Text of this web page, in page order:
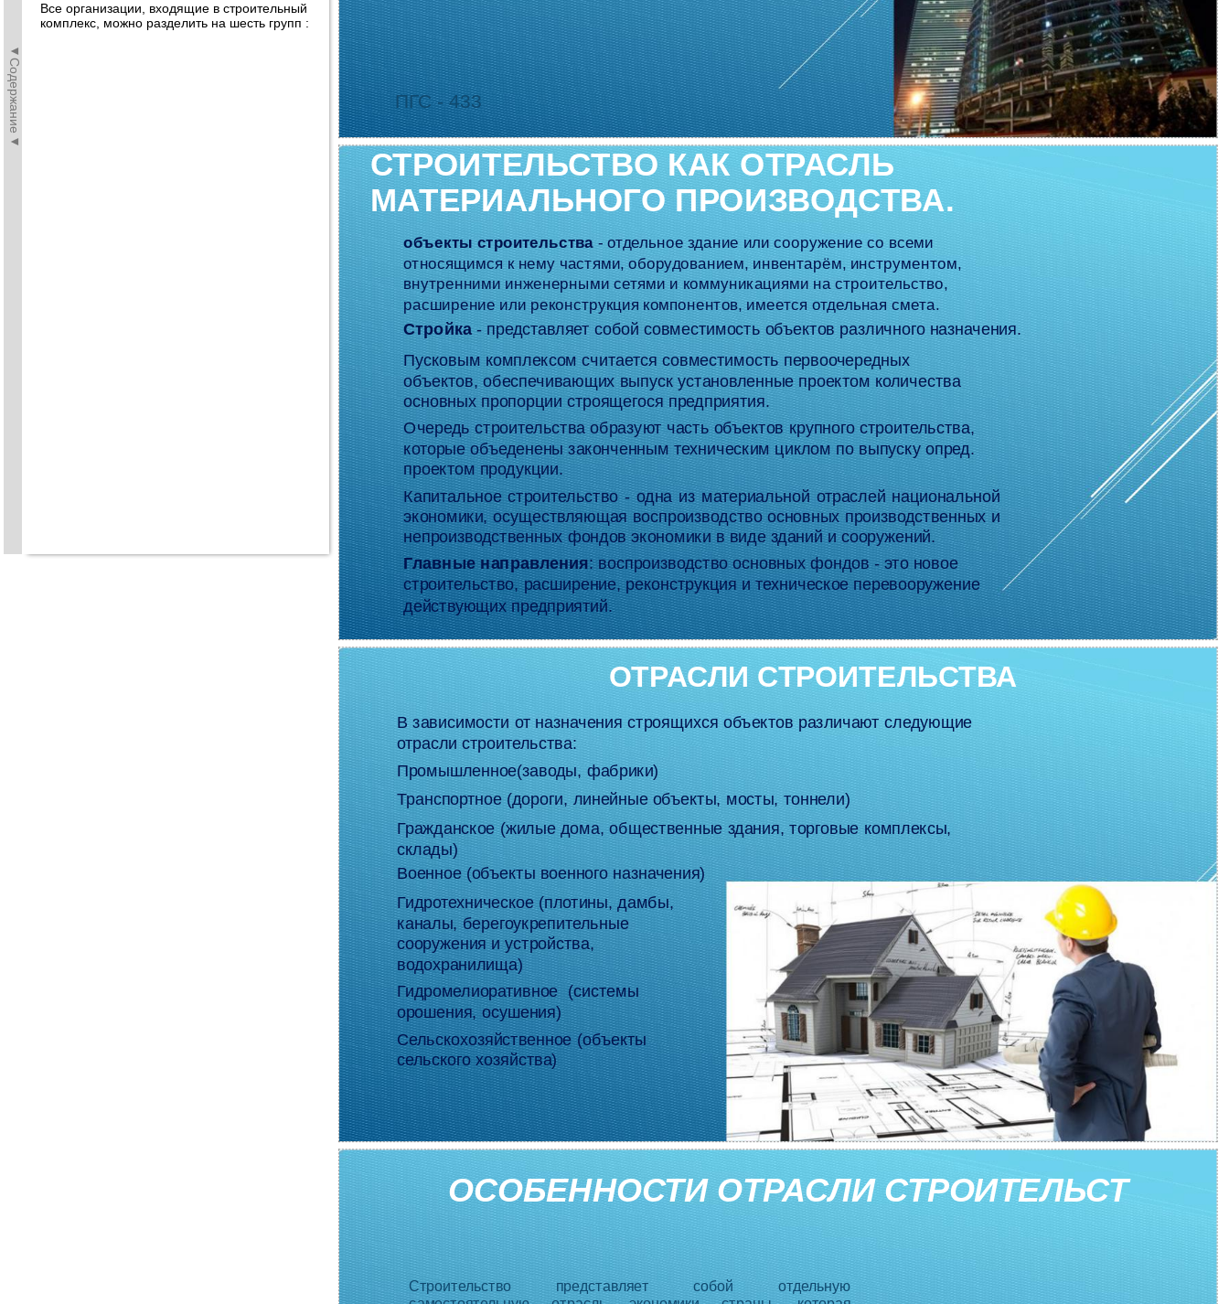
◄Содержание◄
Все организации, входящие в строительный
комплекс, можно разделить на шесть групп :
ПГС - 433
СТРОИТЕЛЬСТВО КАК ОТРАСЛЬ
МАТЕРИАЛЬНОГО ПРОИЗВОДСТВА.
объекты строительства- отдельное здание или сооружение со всеми
относящимся к нему частями, оборудованием, инвентарём, инструментом,
внутренними инженерными сетями и коммуникациями на строительство,
расширение или реконструкция компонентов, имеется отдельная смета.
Стройка- представляет собой совместимость объектов различного назначения.
Пусковым комплексом считается совместимость первоочередных
объектов, обеспечивающих выпуск установленные проектом количества
основных пропорции строящегося предприятия.
Очередь строительства образуют часть объектов крупного строительства,
которые объеденены законченным техническим циклом по выпуску опред.
проектом продукции.
Капитальное строительство - одна из материальной отраслей национальной
экономики, осуществляющая воспроизводство основных производственных и
непроизводственных фондов экономики в виде зданий и сооружений.
Главные направления: воспроизводство основных фондов - это новое
строительство, расширение, реконструкция и техническое перевооружение
действующих предприятий.
ОТРАСЛИ СТРОИТЕЛЬСТВА
В зависимости от назначения строящихся объектов различают следующие
отрасли строительства:
Промышленное(заводы, фабрики)
Транспортное (дороги, линейные объекты, мосты, тоннели)
Гражданское (жилые дома, общественные здания, торговые комплексы,
склады)
Военное (объекты военного назначения)
Гидротехническое (плотины, дамбы,
каналы, берегоукрепительные
сооружения и устройства,
водохранилища)
Гидромелиоративное (системы
орошения, осушения)
Сельскохозяйственное (объекты
сельского хозяйства)
ОСОБЕННОСТИ ОТРАСЛИ СТРОИТЕЛЬСТ
Строительство представляет собой отдельную